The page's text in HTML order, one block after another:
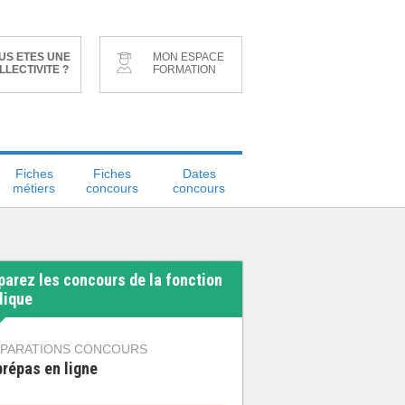
ETES UNE
?
MON ESPACE
FORMATION
Fiches
métiers
Fiches
concours
Dates
concours
les concours de la fonction
CONCOURS
en ligne